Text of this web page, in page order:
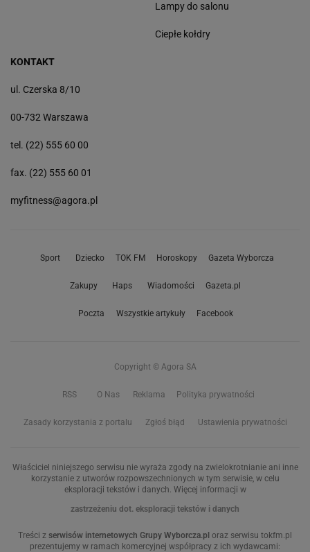
Lampy do salonu
Ciepłe kołdry
KONTAKT
ul. Czerska 8/10
00-732 Warszawa
tel. (22) 555 60 00
fax. (22) 555 60 01
myfitness@agora.pl
Sport Dziecko TOK FM Horoskopy Gazeta Wyborcza
Zakupy Haps Wiadomości Gazeta.pl
Poczta Wszystkie artykuły Facebook
Copyright © Agora SA
RSS O Nas Reklama Polityka prywatności
Zasady korzystania z portalu Zgłoś błąd Ustawienia prywatności
Właściciel niniejszego serwisu nie wyraża zgody na zwielokrotnianie ani inne
korzystanie z utworów rozpowszechnionych w tym serwisie, w celu
eksploracji tekstów i danych. Więcej informacji w
zastrzeżeniu dot. eksploracji tekstów i danych
Treści z serwisów internetowych Grupy Wyborcza.pl oraz serwisu tokfm.pl
prezentujemy w ramach komercyjnej współpracy z ich wydawcami: